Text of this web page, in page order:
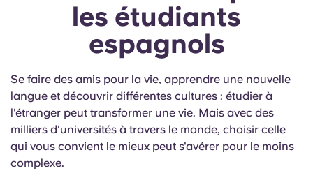
Compte Langue
Sélectionnez un pays
Español
Català Deutsch
Italian French
Portuguese
les étudiants
espagnols
Se faire des amis pour la vie, apprendre une nouvelle
langue et découvrir différentes cultures : étudier à
l'étranger peut transformer une vie. Mais avec des
milliers d'universités à travers le monde, choisir celle
qui vous convient le mieux peut s'avérer pour le moins
complexe.